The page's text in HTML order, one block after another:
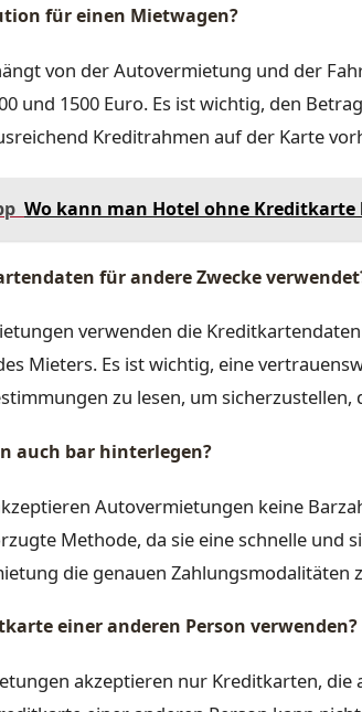
für einen Mietwagen?
von der Autovermietung und der
und 1500 Euro. Es ist wichtig, den
Kreditrahmen auf der Karte
Wo kann man Hotel ohne Kreditkarte
für andere Zwecke
verwenden die
Mieters. Es ist wichtig, eine
zu lesen, um
auch bar hinterlegen?
Autovermietungen keine
Methode, da sie eine schnelle und
die genauen Zahlungsmodalitäten
einer anderen Person verwenden?
akzeptieren nur Kreditkarten,